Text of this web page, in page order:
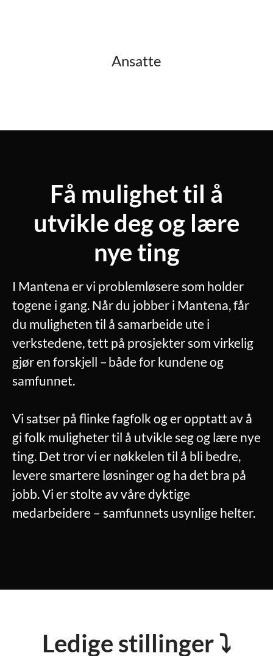
Ansatte
Få mulighet til å
utvikle deg og lære
nye ting
I Mantena er vi problemløsere som holder
togene i gang. Når du jobber i Mantena, får
du muligheten til å samarbeide ute i
verkstedene, tett på prosjekter som virkelig
gjør en forskjell – både for kundene og
samfunnet.
Vi satser på flinke fagfolk og er opptatt av å
gi folk muligheter til å utvikle seg og lære nye
ting. Det tror vi er nøkkelen til å bli bedre,
levere smartere løsninger og ha det bra på
jobb. Vi er stolte av våre dyktige
medarbeidere – samfunnets usynlige helter.
Ledige stillinger ⤵